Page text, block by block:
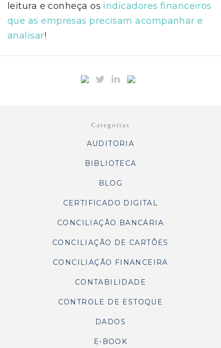
leitura e conheça os indicadores financeiros
que as empresas precisam acompanhar e
analisar!
Categorias
AUDITORIA
BIBLIOTECA
BLOG
CERTIFICADO DIGITAL
CONCILIAÇÃO BANCÁRIA
CONCILIAÇÃO DE CARTÕES
CONCILIAÇÃO FINANCEIRA
CONTABILIDADE
CONTROLE DE ESTOQUE
DADOS
E-BOOK